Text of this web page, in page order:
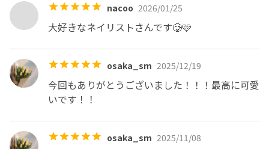
nacoo 2026/01/25
大好きなネイリストさんです🥲🩷
osaka_sm 2025/12/19
今回もありがとうございました！！！最高に可愛
いです！！
osaka_sm 2025/11/08